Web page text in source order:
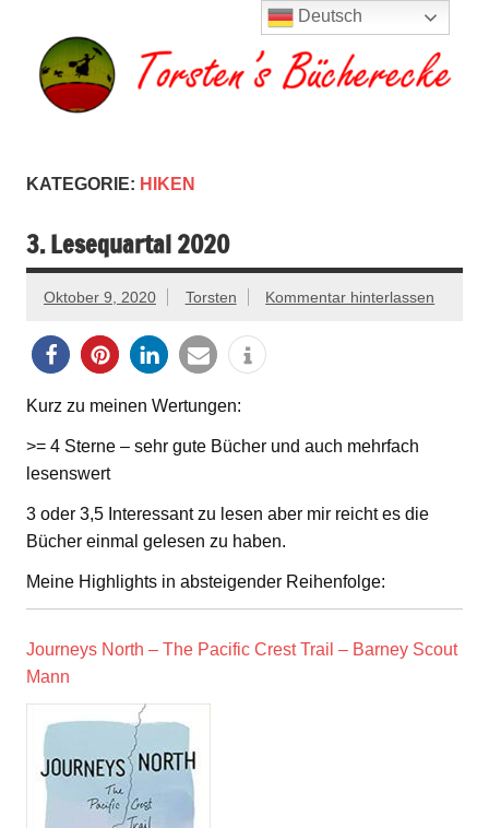
springen
KATEGORIE: HIKEN
3. Lesequartal 2020
Oktober 9, 2020 Torsten Kommentar hinterlassen
Kurz zu meinen Wertungen:
>= 4 Sterne – sehr gute Bücher und auch mehrfach
lesenswert
3 oder 3,5 Interessant zu lesen aber mir reicht es die
Bücher einmal gelesen zu haben.
Meine Highlights in absteigender Reihenfolge:
Journeys North – The Pacific Crest Trail – Barney Scout
Mann
Deutsch